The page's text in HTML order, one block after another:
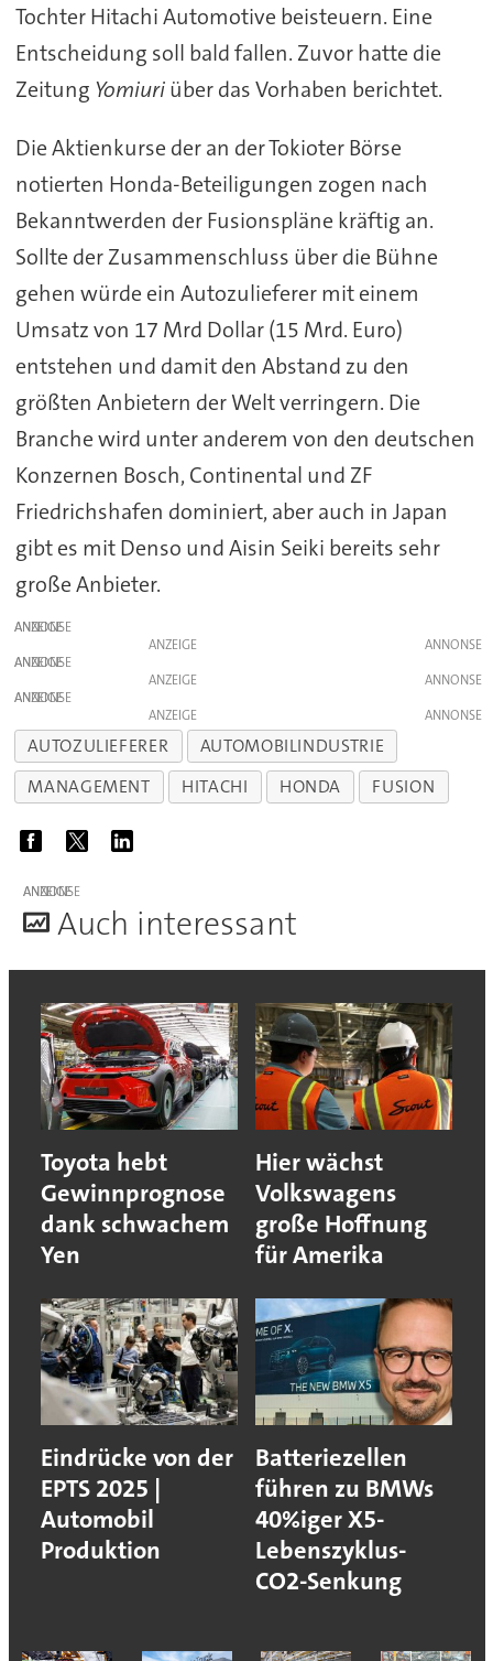
Tochter Hitachi Automotive beisteuern. Eine
Entscheidung soll bald fallen. Zuvor hatte die
Zeitung Yomiuriüber das Vorhaben berichtet.
Die Aktienkurse der an der Tokioter Börse
notierten Honda-Beteiligungen zogen nach
Bekanntwerden der Fusionspläne kräftig an.
Sollte der Zusammenschluss über die Bühne
gehen würde ein Autozulieferer mit einem
Umsatz von 17 Mrd Dollar (15 Mrd. Euro)
entstehen und damit den Abstand zu den
größten Anbietern der Welt verringern. Die
Branche wird unter anderem von den deutschen
Konzernen Bosch, Continental und ZF
Friedrichshafen dominiert, aber auch in Japan
gibt es mit Denso und Aisin Seiki bereits sehr
große Anbieter.
ANZEIGE
ANZEIGE
ANZEIGE
ANZEIGE
ANZEIGE
ANZEIGE
AUTOZULIEFERER
AUTOMOBILINDUSTRIE
MANAGEMENT
HITACHI HONDA FUSION
ANZEIGE
Auch interessant
Toyota hebt
Gewinnprognose
dank schwachem
Yen
Hier wächst
Volkswagens
große Hoffnung
für Amerika
Eindrücke von der
EPTS 2025 |
Automobil
Produktion
Batteriezellen
führen zu BMWs
40%iger X5-
Lebenszyklus-
CO2-Senkung